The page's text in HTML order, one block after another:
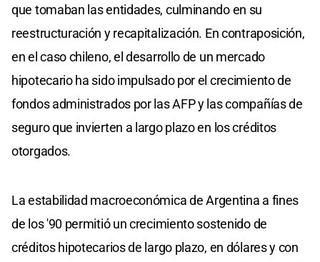
que tomaban las entidades, culminando en su
reestructuración y recapitalización. En contraposición,
en el caso chileno, el desarrollo de un mercado
hipotecario ha sido impulsado por el crecimiento de
fondos administrados por las AFP y las compañías de
seguro que invierten a largo plazo en los créditos
otorgados.
La estabilidad macroeconómica de Argentina a fines
de los '90 permitió un crecimiento sostenido de
créditos hipotecarios de largo plazo, en dólares y con